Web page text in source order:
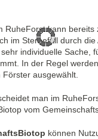
RuheForst kann bereits
im Sterbefall durch die
individuelle Sache,
In der Regel
ausgewählt.
man im
vom
können